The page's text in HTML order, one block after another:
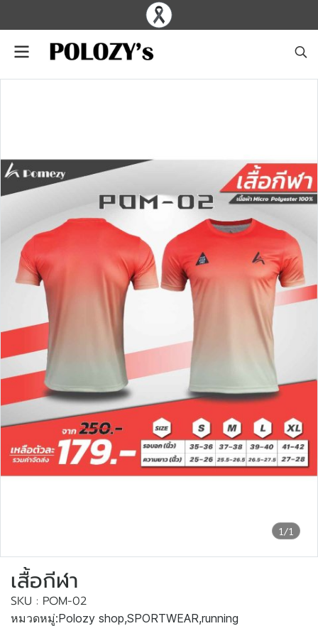
1/1
เสื้อกีฬา
SKU : POM-02
หมวดหมู่:Polozy shop,SPORTWEAR,running